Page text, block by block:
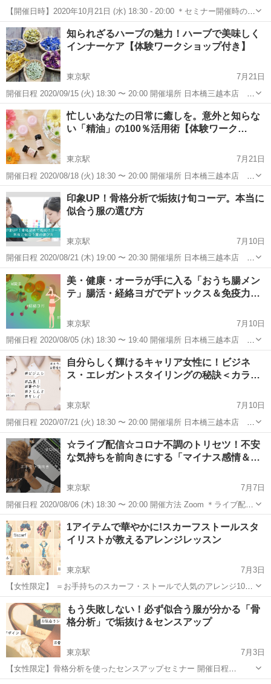
【開催日時】2020年10月21日 (水) 18:30 - 20:00 ＊セミナー開催時の感
染症拡大防止対策のご案内＊ (https://profelier.jp/blog/lp-mitsukoshi-
nihonba...
東京 中央区 東京駅 パーソナルカラー
知られざるハーブの魅力！ハーブで美味しく
インナーケア【体験ワークショップ付き】
東京駅
7月21日
開催日程 2020/09/15 (火) 18:30 〜 20:00 開催場所 日本橋三越本店 新
館9階 三越カルチャーサロン ＊セミナー開催時の感染拡大防止対策
のご案内＊ （https://profelier....
東京 中央区 東京駅 その他 アロマテラピー
忙しいあなたの日常に癒しを。意外と知らな
い「精油」の100％活用術【体験ワーク…
東京駅
7月21日
開催日程 2020/08/18 (火) 18:30 〜 20:00 開催場所 日本橋三越本店 新
館9階 三越カルチャーサロン ＊セミナー開催時の感染拡大防止対策
のご案内＊ （https://profelie...
東京 中央区 東京駅 その他 アロマテラピー
印象UP！骨格分析で垢抜け旬コーデ。本当に
似合う服の選び方
東京駅
7月10日
開催日程 2020/08/21 (木) 19:00 〜 20:30 開催場所 日本橋三越本店 新
館9階 三越カルチャーサロン ＊セミナー開催時の感染拡大防止対策
のご案内＊ https://profelier.jp/...
東京 中央区 東京駅 イメージコンサルタント
美・健康・オーラが手に入る「おうち腸メン
テ」腸活・経絡ヨガでデトックス＆免疫力…
東京駅
7月10日
開催日程 2020/08/05 (水) 18:30 〜 19:40 開催場所 日本橋三越本店 新
館9階 三越カルチャーサロン ＊セミナー開催時の感染拡大防止対策
のご案内＊ https://profelier.jp/...
東京 中央区 東京駅 その他 経絡
自分らしく輝けるキャリア女性に！ビジネ
ス・エレガントスタイリングの秘訣＜カラ
東京駅
7月10日
開催日程 2020/07/21 (火) 18:30 〜 20:00 開催場所 日本橋三越本店 新
館9階 三越カルチャーサロン ＊セミナー開催時の感染拡大防止対策
のご案内＊ https://profelier.j...
東京 中央区 東京駅 その他 イメージコンサルタント
☆ライブ配信☆コロナ不調のトリセツ！不安
な気持ちを前向きにする「マイナス感情＆…
東京駅
7月7日
開催日程 2020/08/06 (木) 18:30 〜 20:00 開催方法 Zoom ＊ライブ配信
のお申込みはこちら （https://profelier.jp/seminar/117） 【セミナーの
説明】...
東京 中央区 東京駅 その他 メンタルトレーニング
1アイテムで華やかに!スカーフストールスタ
イリストが教えるアレンジレッスン
東京駅
7月3日
【女性限定】 ＝お手持ちのスカーフ・ストールで人気のアレンジ10種
類(スカーフ5種・ストール5種)を 完全にマスターしていただくプログ
ラムです。＝ オリジナルのイラスト付きレジュメもお渡しするので、
お家でも再現でき...
東京 中央区 東京駅 その他
もう失敗しない！必ず似合う服が分かる「骨
格分析」で垢抜け＆センスアップ
東京駅
7月3日
【女性限定】骨格分析を使ったセンスアップセミナー 開催日程
2020/07/29 (水) 18:30 〜 20:00 ＊セミナー開催時の感染拡大防止対策